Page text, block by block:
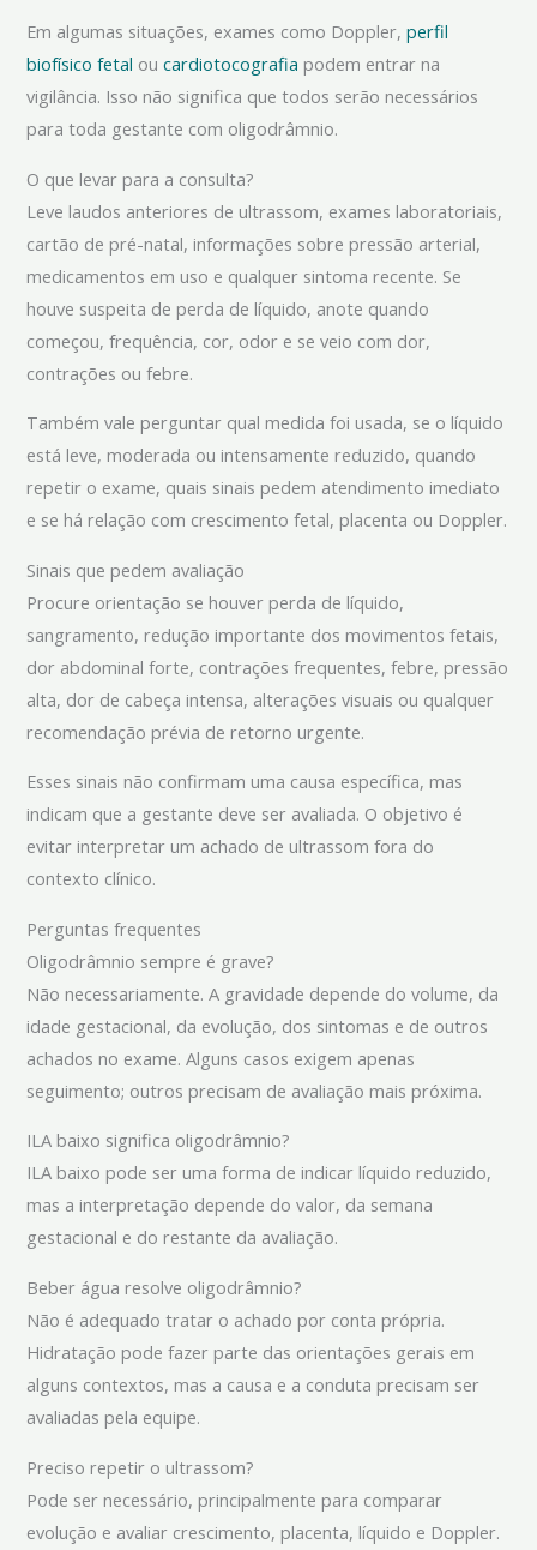
Em algumas situações, exames como Doppler,perfil
biofísico fetal oucardiotocografia podem entrar na
vigilância. Isso não significa que todos serão necessários
para toda gestante com oligodrâmnio.
O que levar para a consulta?
Leve laudos anteriores de ultrassom, exames laboratoriais,
cartão de pré-natal, informações sobre pressão arterial,
medicamentos em uso e qualquer sintoma recente. Se
houve suspeita de perda de líquido, anote quando
começou, frequência, cor, odor e se veio com dor,
contrações ou febre.
Também vale perguntar qual medida foi usada, se o líquido
está leve, moderada ou intensamente reduzido, quando
repetir o exame, quais sinais pedem atendimento imediato
e se há relação com crescimento fetal, placenta ou Doppler.
Sinais que pedem avaliação
Procure orientação se houver perda de líquido,
sangramento, redução importante dos movimentos fetais,
dor abdominal forte, contrações frequentes, febre, pressão
alta, dor de cabeça intensa, alterações visuais ou qualquer
recomendação prévia de retorno urgente.
Esses sinais não confirmam uma causa específica, mas
indicam que a gestante deve ser avaliada. O objetivo é
evitar interpretar um achado de ultrassom fora do
contexto clínico.
Perguntas frequentes
Oligodrâmnio sempre é grave?
Não necessariamente. A gravidade depende do volume, da
idade gestacional, da evolução, dos sintomas e de outros
achados no exame. Alguns casos exigem apenas
seguimento; outros precisam de avaliação mais próxima.
ILA baixo significa oligodrâmnio?
ILA baixo pode ser uma forma de indicar líquido reduzido,
mas a interpretação depende do valor, da semana
gestacional e do restante da avaliação.
Beber água resolve oligodrâmnio?
Não é adequado tratar o achado por conta própria.
Hidratação pode fazer parte das orientações gerais em
alguns contextos, mas a causa e a conduta precisam ser
avaliadas pela equipe.
Preciso repetir o ultrassom?
Pode ser necessário, principalmente para comparar
evolução e avaliar crescimento, placenta, líquido e Doppler.